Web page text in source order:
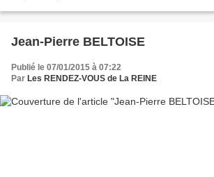
Jean-Pierre BELTOISE
Publié le 07/01/2015 à 07:22
Par Les RENDEZ-VOUS de La REINE